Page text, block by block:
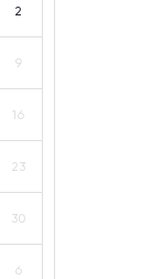
2
9
16
23
30
6